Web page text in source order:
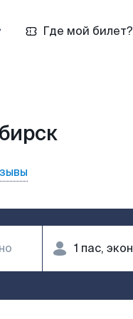
Где мой билет?